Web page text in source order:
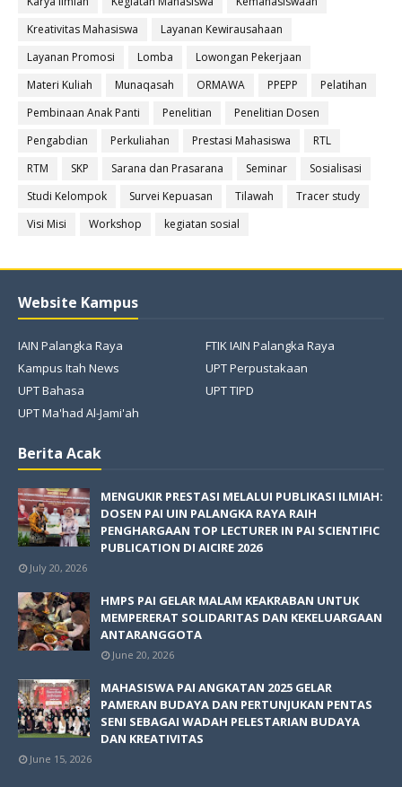
Kreativitas Mahasiswa
Layanan Kewirausahaan
Layanan Promosi
Lomba
Lowongan Pekerjaan
Materi Kuliah
Munaqasah ORMAWA PPEPP
Pelatihan
Pembinaan Anak Panti
Penelitian
Penelitian Dosen
Pengabdian
Perkuliahan Prestasi Mahasiswa
RTL
RTM
SKP Sarana dan Prasarana Seminar
Sosialisasi
Studi Kelompok
Survei Kepuasan Tilawah
Tracer study
Visi Misi
Workshop kegiatan sosial
Website Kampus
IAIN Palangka Raya
FTIK IAIN Palangka Raya
Kampus Itah News
UPT Perpustakaan
UPT Bahasa
UPT TIPD
UPT Ma'had Al-Jami'ah
Berita Acak
MENGUKIR PRESTASI MELALUI PUBLIKASI ILMIAH:
DOSEN PAI UIN PALANGKA RAYA RAIH
PENGHARGAAN TOP LECTURER IN PAI SCIENTIFIC
PUBLICATION DI AICIRE 2026
July 20, 2026
HMPS PAI GELAR MALAM KEAKRABAN UNTUK
MEMPERERAT SOLIDARITAS DAN KEKELUARGAAN
ANTARANGGOTA
June 20, 2026
MAHASISWA PAI ANGKATAN 2025 GELAR
PAMERAN BUDAYA DAN PERTUNJUKAN PENTAS
SENI SEBAGAI WADAH PELESTARIAN BUDAYA
DAN KREATIVITAS
June 15, 2026